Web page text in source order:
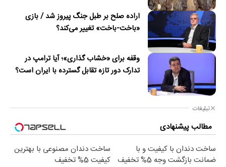
اراده صلح بر طبل جنگ پیروز شد / بازی
«باخت-باخت» تغییر می‌کند؟
وقفه برای «خشاب گذاری»؛ آیا ترامپ در
تدارک دور تازه تقابل گسترده با ایران است؟
تبلیغات
مطالب پیشنهادی
ساخت دندان با کیفیت و با
ضمانت بازگشت وجه 5% تخفیف
ساخت دندان مصنوعی با بهترین
کیفیت 5% تخفیف